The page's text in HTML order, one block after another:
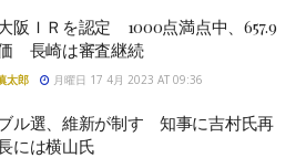
阪ＩＲを認定 1000点満点中、657.9
長崎は審査継続
太郎 月曜日 17 4月 2023 AT 09:36
ル選、維新が制す 知事に吉村氏再
には横山氏